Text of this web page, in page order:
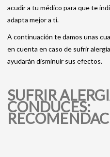
acudir a tu médico para que te
adapta mejor a ti.
A continuación te damos unas
en cuenta en caso de sufrir
ayudarán disminuir sus efectos.
SUFRIR
CONDUCES: